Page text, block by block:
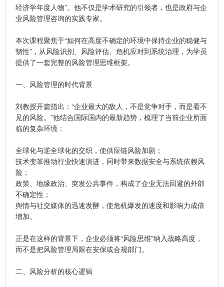
经济学年度人物”。他不仅是学术研究的引领者，也是政府与企
业风险管理咨询的实践专家。
本次课程聚焦于“如何在高度不确定的环境中保持企业的稳健与
韧性”，从风险识别、风险评估、危机应对到系统治理，为学员
提供了一套完整的风险管理思维框架。
一、风险管理的时代背景
刘教授开篇指出：“企业最大的敌人，不是竞争对手，而是看不
见的风险。”他结合国际国内的最新趋势，梳理了当前企业所面
临的复杂环境：
全球化与逆全球化的交织，使供应链风险加剧；
技术变革推动行业快速演进，同时带来数据安全与系统依赖风
险；
政策、地缘政治、突发公共事件，构成了企业无法回避的外部
不确定性；
舆情与社交媒体的迅速发酵，使危机爆发的速度和影响力成倍
增加。
正是在这样的背景下，企业必须将“风险思维”纳入战略高度，
而不是把风险管理局限在安保或合规部门。
二、风险分析的核心逻辑